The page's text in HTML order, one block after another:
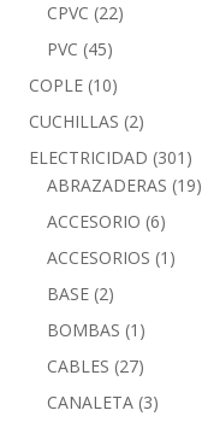
CPVC (22)
PVC (45)
COPLE (10)
CUCHILLAS (2)
ELECTRICIDAD (301)
ABRAZADERAS (19)
ACCESORIO (6)
ACCESORIOS (1)
BASE (2)
BOMBAS (1)
CABLES (27)
CANALETA (3)